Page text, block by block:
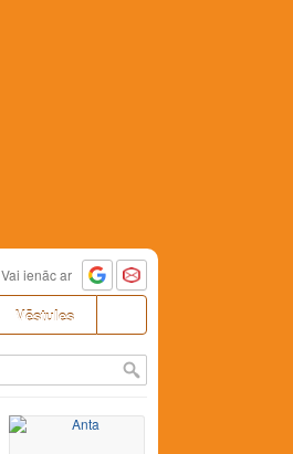
Vai ienāc ar
Vēstules